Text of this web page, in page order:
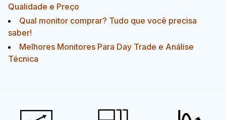
Qualidade e Preço
Qual monitor comprar? Tudo que você precisa
saber!
Melhores Monitores Para Day Trade e Análise
Técnica